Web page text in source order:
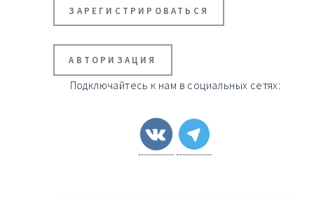
ЗАРЕГИСТРИРОВАТЬСЯ
АВТОРИЗАЦИЯ
Подключайтесь к нам в социальных сетях: